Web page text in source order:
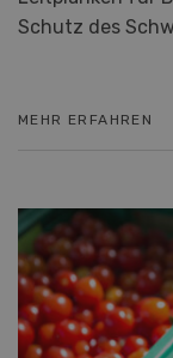
MEHR ERFAHREN